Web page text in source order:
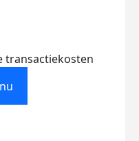
transactiekosten